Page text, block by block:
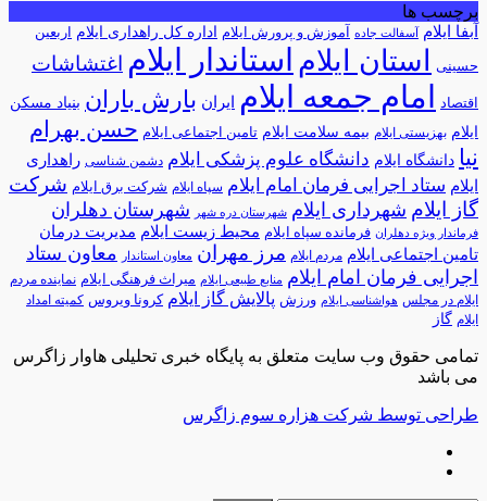
برچسب ها
آبفا ایلام آسفالت جاده آموزش و پرورش ایلام اداره کل راهداری ایلام اربعین
حسینی استان ایلام استاندار ایلام اغتشاشات
اقتصاد امام جمعه ایلام ایران بارش باران بنیاد مسکن
ایلام بهزیستی ایلام بیمه سلامت ایلام تامین اجتماعی ایلام حسن بهرام
نیا دانشگاه ایلام دانشگاه علوم پزشکی ایلام دشمن شناسی راهداری
ایلام ستاد اجرایی فرمان امام ایلام سپاه ایلام شرکت برق ایلام شرکت
گاز ایلام شهرداری ایلام شهرستان دره شهر شهرستان دهلران
فرماندار ویژه دهلران فرمانده سپاه ایلام محیط زیست ایلام مدیریت درمان
تامین اجتماعی ایلام مردم ایلام مرز مهران معاون استاندار
معاون ستاد
اجرایی فرمان امام ایلام منابع طبیعی ایلام میراث فرهنگی ایلام نماینده مردم
ایلام در مجلس هواشناسی ایلام ورزش پالایش گاز ایلام کرونا ویروس کمیته امداد
ایلام گاز
تمامی حقوق وب سایت متعلق به پایگاه خبری تحلیلی هاوار زاگرس
می باشد
طراحی توسط شرکت هزاره سوم زاگرس